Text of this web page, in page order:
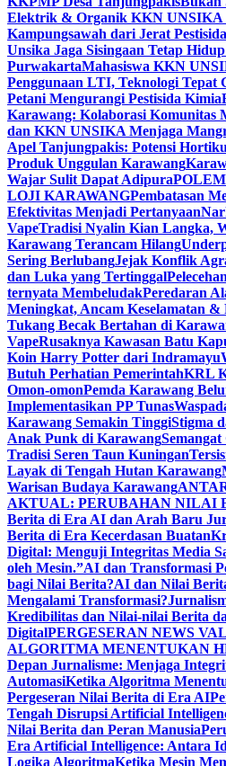
Elektrik & Organik KKN UNSIKA
Kampungsawah dari Jerat
Unsika Jaga Sisingaan Tetap
PurwakartaMahasiswa KKN
Penggunaan LTI, Teknologi Tepat
Petani Mengurangi Pestisida Kimia
Karawang: Kolaborasi Komunitas
dan KKN UNSIKA Menjaga
Apel Tanjungpakis: Potensi
Produk Unggulan Karawang
Wajar Sulit Dapat Adipura
LOJI KARAWANGPembatasan
Efektivitas Menjadi Pertanyaan
VapeTradisi Nyalin Kian Langka,
Karawang Terancam Hilang
Sering BerlubangJejak Konflik
dan Luka yang Tertinggal
ternyata MembeludakPeredaran
Meningkat, Ancam Keselamatan
Tukang Becak Bertahan di
VapeRusaknya Kawasan Batu
Koin Harry Potter dari Indramayu
Butuh Perhatian PemerintahKRL
Omon-omonPemda Karawang
Implementasikan PP Tunas
Karawang Semakin TinggiStigma
Anak Punk di Karawang
Tradisi Seren Taun Kuningan
Layak di Tengah Hutan Karawang
Warisan Budaya Karawang
AKTUAL: PERUBAHAN NILAI
Berita di Era AI dan Arah Baru
Berita di Era Kecerdasan Buatan
Digital: Menguji Integritas Media
oleh Mesin.”AI dan Transformasi
bagi Nilai Berita?AI dan Nilai
Mengalami Transformasi?
Kredibilitas dan Nilai-nilai Berita
DigitalPERGESERAN NEWS
ALGORITMA MENENTUKAN
Depan Jurnalisme: Menjaga
AutomasiKetika Algoritma
Pergeseran Nilai Berita di Era AI
Tengah Disrupsi Artificial
Nilai Berita dan Peran Manusia
Era Artificial Intelligence: Antara
Logika AlgoritmaKetika Mesin